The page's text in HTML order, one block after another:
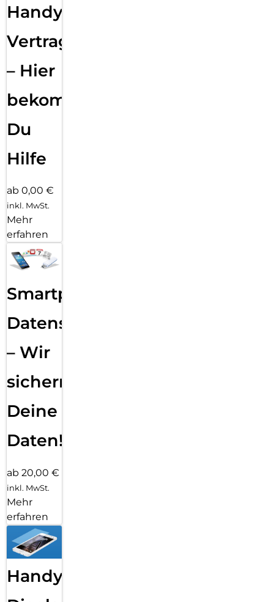
Handy
Vertragsabwicklung
– Hier
bekommst
Du
Hilfe
ab 0,00 €
inkl. MwSt.
Mehr
erfahren
Smartphone
Datensicherung
– Wir
sichern
Deine
Daten!
ab 20,00 €
inkl. MwSt.
Mehr
erfahren
Handy